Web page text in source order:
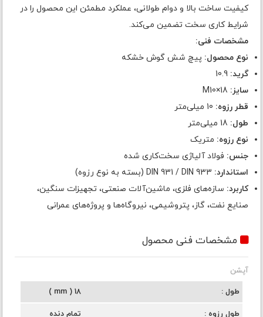
کیفیت ساخت بالا و دوام طولانی، عملکرد مطمئن این محصول را در
شرایط کاری سخت تضمین می‌کند.
مشخصات فنی:
نوع محصول: پیچ شش گوش خشکه
گرید: 10.9
سایز:
قطر رزوه:
طول:
نوع رزوه: متریک
جنس: فولاد آلیاژی سخت‌کاری شده
استاندارد:
کاربرد: سازه‌های فلزی، ماشین‌آلات صنعتی، تجهیزات سنگین،
صنایع نفت، گاز، پتروشیمی، نیروگاه‌ها و پروژه‌های عمرانی
مشخصات فنی محصول
آپشن
طول
18 ( mm )
طول رزوه تمام دنده